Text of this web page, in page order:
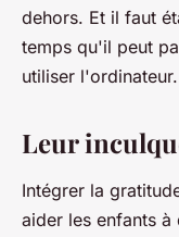
dehors. Et il faut
temps qu'il peut
utiliser l'ordinateur.
Leur
Intégrer la
aider les enfants à